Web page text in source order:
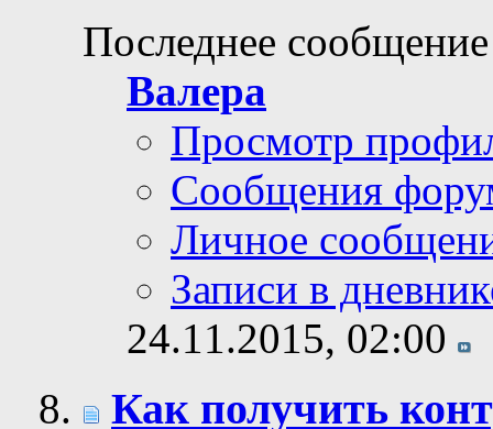
Последнее
Валера
Просмотр
Сообщения
Личное
Записи в
24.11.2015, 02:00
Как получить